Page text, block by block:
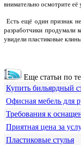
внимательно осмотрите её
Есть ещё один признак
разработчики продумали
увидели пластиковые
Еще статьи по
Купить бильярдный
Офисная мебель для
Требования к
Приятная цена за
Пластиковые стулья